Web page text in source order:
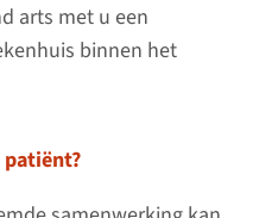
arts met u een
binnen het